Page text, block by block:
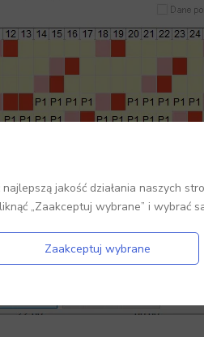
jakość działania naszych
„Zaakceptuj wybrane” i wybrać
Zaakceptuj wybrane